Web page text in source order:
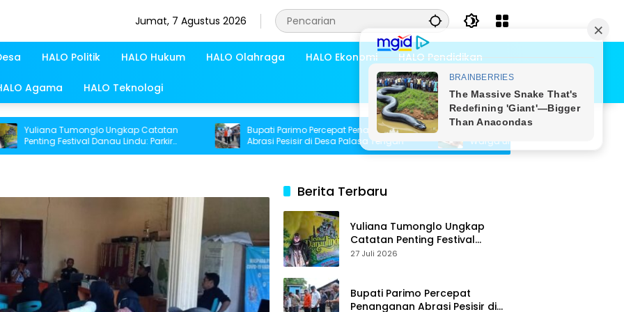
Jumat, 7 Agustus 2026
HALO Politik HALO Hukum HALO Olahraga HALO Ekonomi HALO Pendidikan
Agama HALO Teknologi
Tumonglo Ungkap Catatan
Festival Danau Lindu: Parkir
Toilet Harus Jadi Prioritas
Bupati Parimo Percepat Penanganan
Abrasi Pesisir di Desa Palasa Tengah
Pemdes Bambasiang Tampung Usulan
Warga untuk Penyusunan RKPDes 2027
Berita Terbaru
Yuliana Tumonglo Ungkap
Catatan Penting Festival
Danau Lindu: Parkir hingga
27 Juli 2026
Bupati Parimo Percepat
Penanganan Abrasi Pesisir di